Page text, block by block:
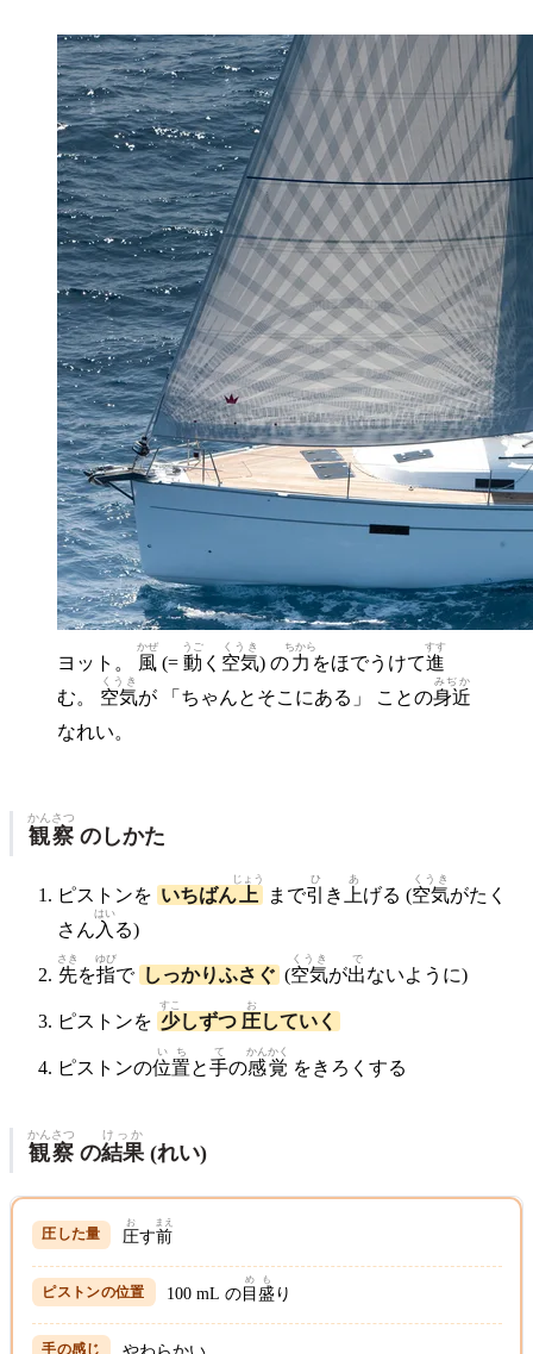
ヨット。 風
かぜ
(= 動
うご
く 空気
くうき
) の力
ちから
をほでうけて進
すす
む。 空気
くうき
が 「ちゃんとそこにある」 ことの身近
みぢか
なれい。
観察
かんさつ
のしかた
ピストンを いちばん 上
じょう
まで引
ひ
き 上
あ
げる (空気
くうき
がたく
さん 入
はい
る)
先
さき
を指
ゆび
で しっかりふさぐ (空気
くうき
が出
で
ないように)
ピストンを 少
すこ
しずつ 圧
お
していく
ピストンの位置
いち
と手
て
の感
かん
覚
かく
をきろくする
観察
かんさつ
の結果
けっか
(れい)
圧
お
す前
まえ
100 mL の目盛
めも
り